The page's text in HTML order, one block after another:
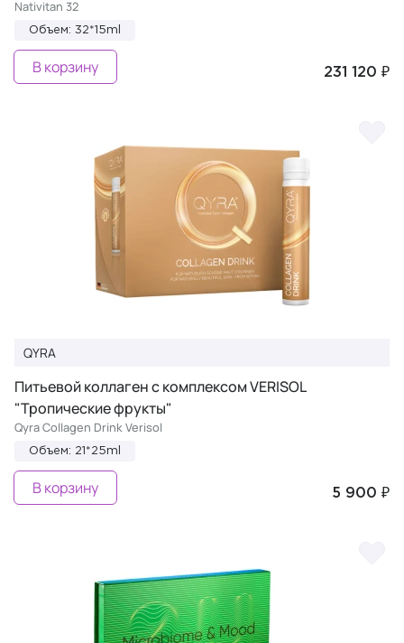
Nativitan 32
Объем: 32*15ml
231 120 ₽
В корзину
QYRA
Питьевой коллаген с комплексом VERISOL
"Тропические фрукты"
Qyra Collagen Drink Verisol
Объем: 21*25ml
5 900 ₽
В корзину